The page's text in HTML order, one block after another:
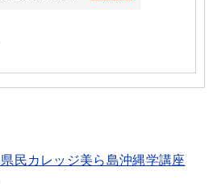
民カレッジ美ら島沖縄学講座